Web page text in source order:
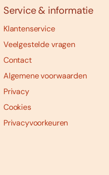
Service & informatie
Klantenservice
Veelgestelde vragen
Contact
Algemene voorwaarden
Privacy
Cookies
Privacyvoorkeuren